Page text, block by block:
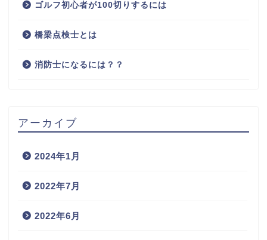
ゴルフ初心者が100切りするには
橋梁点検士とは
消防士になるには？？
アーカイブ
2024年1月
2022年7月
2022年6月